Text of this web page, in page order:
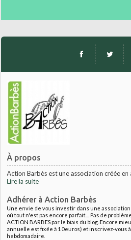
À propos
Action Barbès est une association créée
Lire la suite
Adhérer à Action Barbès
Une envie de vous investir dans une
où tout n'est pas encore parfait.... Pas de
ACTION BARBES par le biais du blog. Encore
annuelle est fixée à 10euros) et inscrivez-vous
hebdomadaire.